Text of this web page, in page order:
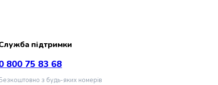
підтримки
800 75 83 68
з будь-яких номерів